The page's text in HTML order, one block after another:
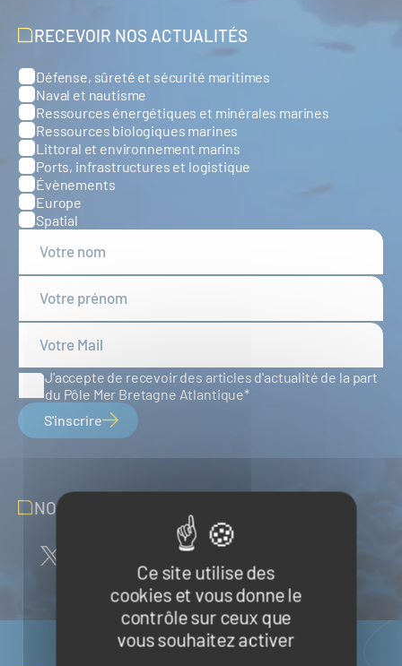
Ce site utilise des
cookies et vous donne le
contrôle sur ceux que
vous souhaitez activer
RECEVOIR NOS ACTUALITÉS
Catégories
Défense, sûreté et sécurité maritimes
Naval et nautisme
Ressources énergétiques et minérales marines
Ressources biologiques marines
Littoral et environnement marins
Ports, infrastructures et logistique
Évènements
Europe
Spatial
J'accepte de recevoir des articles d'actualité de la part
du Pôle Mer Bretagne Atlantique
S'inscrire
NOUS SUIVRE SUR LES RÉSEAUX